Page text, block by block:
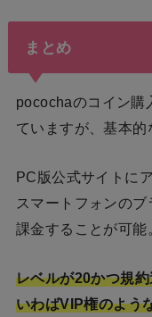
まとめ
pocochaのコイン購
ていますが、基本的
PC版公式サイトに
スマートフォンのブ
課金することが可能
レベルが20かつ規
いわばVIP権のよう